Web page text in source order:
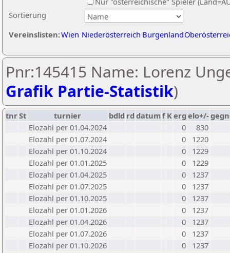
Sortierung
Vereinslisten:Wien Niederösterreich Burgenland
Pnr:145415 Name: Lorenz
Grafik Partie-Statistik)
tnrSt turnier bdld rd datumf Kerg elo+/-
Elozahl per 01.04.2024
0
830
Elozahl per 01.07.2024
0
1220
Elozahl per 01.10.2024
0
1229
Elozahl per 01.01.2025
0
1229
Elozahl per 01.04.2025
0
1237
Elozahl per 01.07.2025
0
1237
Elozahl per 01.10.2025
0
1237
Elozahl per 01.01.2026
0
1237
Elozahl per 01.04.2026
0
1237
Elozahl per 01.07.2026
0
1237
Elozahl per 01.10.2026
0 1237